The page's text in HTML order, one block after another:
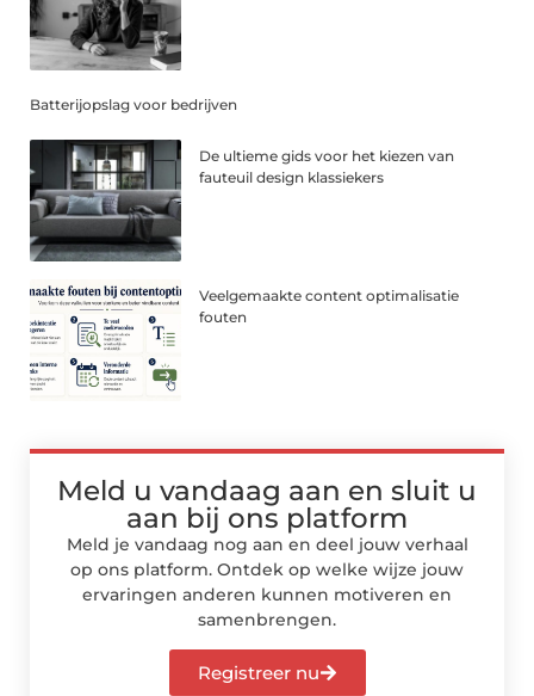
Batterijopslag voor bedrijven
De ultieme gids voor het kiezen van
fauteuil design klassiekers
Veelgemaakte content optimalisatie
fouten
Meld u vandaag aan en sluit u
aan bij ons platform
Meld je vandaag nog aan en deel jouw verhaal
op ons platform. Ontdek op welke wijze jouw
ervaringen anderen kunnen motiveren en
samenbrengen.
Registreer nu